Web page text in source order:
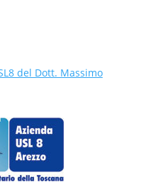
del Dott. Massimo